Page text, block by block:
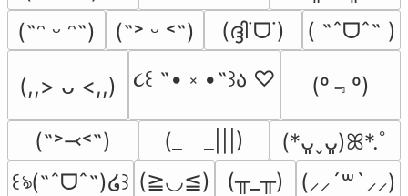
(˶ᵔ ᵕ ᵔ˶)
(˶˃ ᵕ ˂˶) (ദ്ദി˙ᗜ˙) ( ˶ˆᗜˆ˵ )
(,,> ᴗ <,,) ૮꒰ ˶• ༝ •˶꒱ა ♡ (º﹃º)
(˶˃⤙˂˶) (_　_|||)
(*ᴗ͈ˬᴗ͈)ꕤ*.ﾟ
꒰ঌ(˶ˆᗜˆ˵)໒꒱ (≧◡≦) (╥_╥)
(⸝⸝´꒳`⸝⸝)